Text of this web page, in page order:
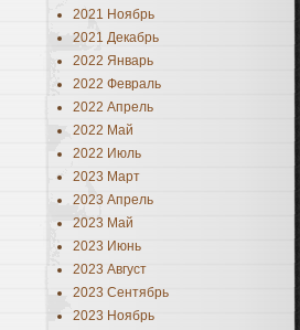
2021 Ноябрь
2021 Декабрь
2022 Январь
2022 Февраль
2022 Апрель
2022 Май
2022 Июль
2023 Март
2023 Апрель
2023 Май
2023 Июнь
2023 Август
2023 Сентябрь
2023 Ноябрь